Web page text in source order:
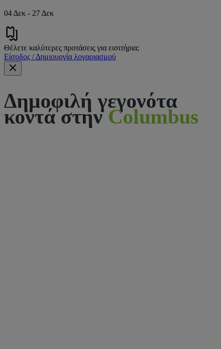
04 Δεκ - 27 Δεκ
Θέλετε καλύτερες προτάσεις για εισιτήρια;
Είσοδος / Δημιουργία λογαριασμού
Δημοφιλή γεγονότα
κοντά στηνColumbus